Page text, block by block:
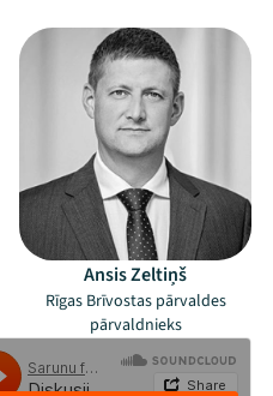
Ansis Zeltiņš
Rīgas Brīvostas pārvaldes
pārvaldnieks